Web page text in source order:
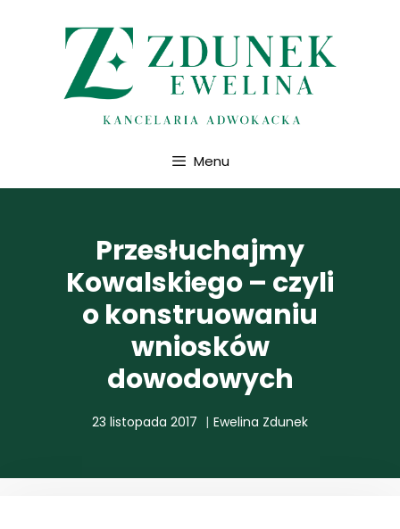
Menu
Przesłuchajmy
Kowalskiego – czyli
o konstruowaniu
wniosków
dowodowych
23 listopada 2017 Ewelina Zdunek